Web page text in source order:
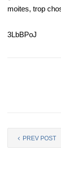
moites, trop
3LbBPoJ
PREV POST